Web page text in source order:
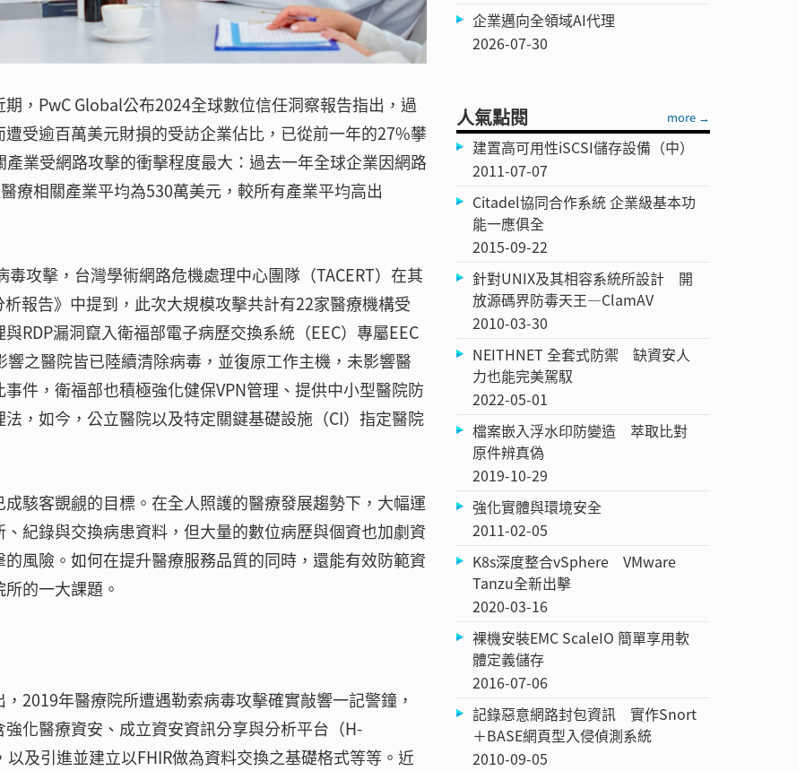
，PwC Global公布2024全球數位信任洞察報告指出，過
受逾百萬美元財損的受訪企業佔比，已從前一年的27%攀
業受網路攻擊的衝擊程度最大：過去一年全球企業因網路
療相關產業平均為530萬美元，較所有產業平均高出
攻擊，台灣學術網路危機處理中心團隊（TACERT）在其
報告》中提到，此次大規模攻擊共計有22家醫療機構受
RDP漏洞竄入衛福部電子病歷交換系統（EEC）專屬EEC
之醫院皆已陸續清除病毒，並復原工作主機，未影響醫
件，衛福部也積極強化健保VPN管理、提供中小型醫院防
，如今，公立醫院以及特定關鍵基礎設施（CI）指定醫院
駭客覬覦的目標。在全人照護的醫療發展趨勢下，大幅運
紀錄與交換病患資料，但大量的數位病歷與個資也加劇資
風險。如何在提升醫療服務品質的同時，還能有效防範資
的一大課題。
2019年醫療院所遭遇勒索病毒攻擊確實敲響一記警鐘，
化醫療資安、成立資安資訊分享與分析平台（H-
及引進並建立以FHIR做為資料交換之基礎格式等等。近
企業邁向全領域AI代理
2026-07-30
人氣點閱 more →
建置高可用性iSCSI儲存設備（中）
2011-07-07
Citadel協同合作系統 企業級基本功
能一應俱全
2015-09-22
針對UNIX及其相容系統所設計 開
放源碼界防毒天王—ClamAV
2010-03-30
NEITHNET 全套式防禦 缺資安人
力也能完美駕馭
2022-05-01
檔案嵌入浮水印防變造 萃取比對
原件辨真偽
2019-10-29
強化實體與環境安全
2011-02-05
K8s深度整合vSphere VMware
Tanzu全新出擊
2020-03-16
裸機安裝EMC ScaleIO 簡單享用軟
體定義儲存
2016-07-06
記錄惡意網路封包資訊 實作Snort
＋BASE網頁型入侵偵測系統
2010-09-05